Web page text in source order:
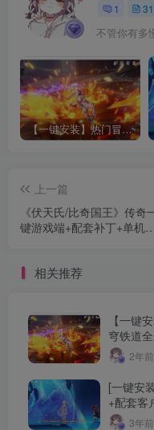
1
【一键安装】热门冒险策略类游戏崩坏：星穹铁道全新2.3版本一键端+一键代理+一键启动+免虚拟机
上一篇
《伏天氏/比奇国王》传奇
键游戏端+配套补丁+单机
相关推荐
【一键
穹铁道
动+免虚
2年前
[一键安
+配套客
文件3年前